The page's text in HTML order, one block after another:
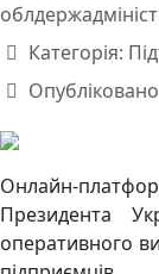
Категорія:
Онлайн-
Президента
оперативного